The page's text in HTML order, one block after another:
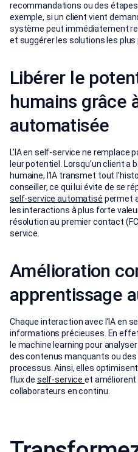
recommandations ou des
exemple, si un client vient
système peut immédiatement
et suggérer les solutions les
Libérer le
humains grâce
automatisée
L’IA en self‑service ne remplace
leur potentiel. Lorsqu’un client a
humaine, l’IA transmet tout
conseiller, ce qui lui évite de se
self‑service automatisé permet
les interactions à plus forte
résolution au premier contact
service.
Amélioration
apprentissage
Chaque interaction avec l’IA en
informations précieuses. En
le machine learning pour
des contenus manquants ou
processus. Ainsi, elles
flux de self‑serviceet améliorent
collaborateurs en continu.